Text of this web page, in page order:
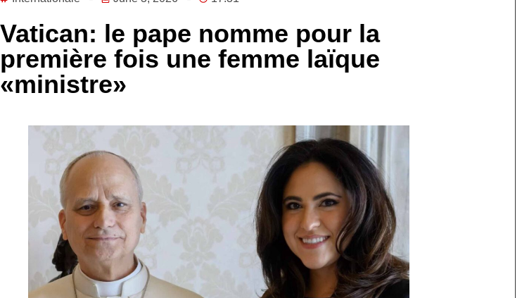
Vatican: le pape nomme pour la
première fois une femme laïque
«ministre»